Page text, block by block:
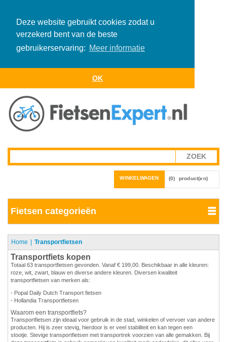
Deze website gebruikt cookies zodat u
verzekerd bent van de beste
gebruikerservaring: Meer informatie
OK
WINKELWAGEN (0) product(en)
Fietsen categorieën
Home Transportfietsen
Transportfiets kopen
Totaal 63 transportfietsen gevonden. Vanaf € 199,00. Beschikbaar in alle kleuren:
roze, wit, zwart, blauw en diverse andere kleuren. Diversen kwaliteit
transportfietsen van merken als:
- Popal Daily Dutch Transport fietsen
- Hollandia Transportfietsen
Waarom een transportfiets?
Transportfietsen zijn ideaal voor gebruik in de stad, winkelen of vervoer van andere
producten. Hij is zeer stevig, hierdoor is er veel stabiliteit en kan tegen een
stootje. Stevige transportfietsen met transportrek voorzien van alle gemakken. Bij